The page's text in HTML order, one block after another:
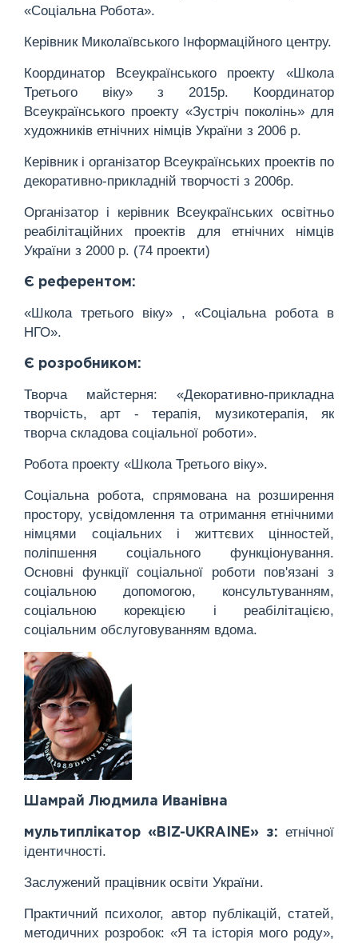
«Соціальна Робота».
Керівник Миколаївського Інформаційного центру.
Координатор Всеукраїнського проекту «Школа
Третього віку» з 2015р. Координатор
Всеукраїнського проекту «Зустріч поколінь» для
художників етнічних німців України з 2006 р.
Керівник і організатор Всеукраїнських проектів по
декоративно-прикладній творчості з 2006р.
Організатор і керівник Всеукраїнських освітньо
реабілітаційних проектів для етнічних німців
України з 2000 р. (74 проекти)
Є референтом:
«Школа третього віку» , «Соціальна робота в
НГО».
Є розробником:
Творча майстерня: «Декоративно-прикладна
творчість, арт - терапія, музикотерапія, як
творча складова соціальної роботи».
Робота проекту «Школа Третього віку».
Соціальна робота, спрямована на розширення
простору, усвідомлення та отримання етнічними
німцями соціальних і життєвих цінностей,
поліпшення соціального функціонування.
Основні функції соціальної роботи пов'язані з
соціальною допомогою, консультуванням,
соціальною корекцією і реабілітацією,
соціальним обслуговуванням вдома.
Шамрай Людмила Иванівна
мультиплікатор «BIZ-UKRAINE» з:
етнічної
ідентичності.
Заслужений працівник освіти України.
Практичний психолог, автор публікацій, статей,
методичних розробок: «Я та історія мого роду»,